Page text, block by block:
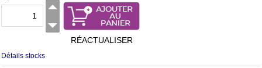
RÉACTUALISER
Détails stocks